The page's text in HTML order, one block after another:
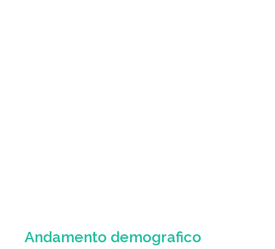
Andamento demografico